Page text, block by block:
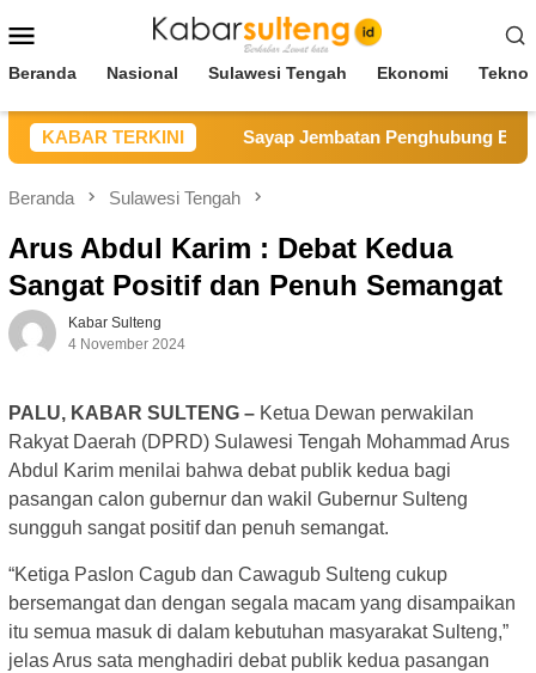
ke
Mobile
Beranda Nasional Sulawesi Tengah Ekonomi
KABAR TERKINI
Pemda Parimo Sayap Jembatan Penghubung
Beranda Sulawesi Tengah
Arus Abdul Karim : Debat Kedua
Sangat Positif dan Penuh Semangat
Kabar Sulteng
4 November 2024
PALU, KABAR SULTENG – Ketua Dewan perwakilan
Rakyat Daerah (DPRD) Sulawesi Tengah Mohammad Arus
Abdul Karim menilai bahwa debat publik kedua bagi
pasangan calon gubernur dan wakil Gubernur Sulteng
sungguh sangat positif dan penuh semangat.
“Ketiga Paslon Cagub dan Cawagub Sulteng cukup
bersemangat dan dengan segala macam yang disampaikan
itu semua masuk di dalam kebutuhan masyarakat Sulteng,”
jelas Arus sata menghadiri debat publik kedua pasangan